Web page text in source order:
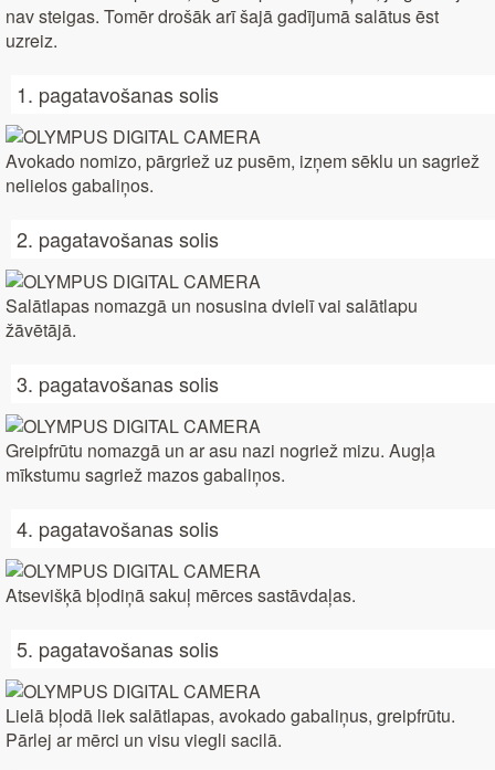
nav steigas. Tomēr drošāk arī šajā gadījumā salātus ēst
uzreiz.
1. pagatavošanas solis
Avokado nomizo, pārgriež uz pusēm, izņem sēklu un sagriež
nelielos gabaliņos.
2. pagatavošanas solis
Salātlapas nomazgā un nosusina dvielī vai salātlapu
žāvētājā.
3. pagatavošanas solis
Greipfrūtu nomazgā un ar asu nazi nogriež mizu. Augļa
mīkstumu sagriež mazos gabaliņos.
4. pagatavošanas solis
Atsevišķā bļodiņā sakuļ mērces sastāvdaļas.
5. pagatavošanas solis
Lielā bļodā liek salātlapas, avokado gabaliņus, greipfrūtu.
Pārlej ar mērci un visu viegli sacilā.